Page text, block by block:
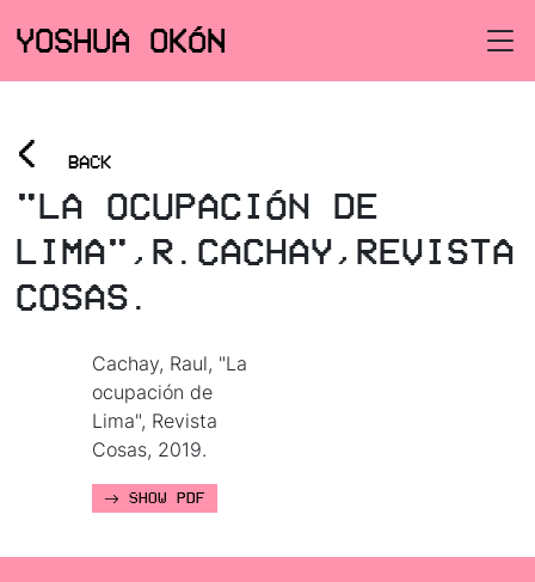
YOSHUA OKÓN
< BACK
"LA OCUPACIÓN DE
LIMA",R.CACHAY,REVISTA
COSAS.
Cachay, Raul, "La
ocupación de
Lima", Revista
Cosas, 2019.
SHOW PDF